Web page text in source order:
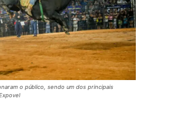
nos cinco dias de evento, por
notícias e das redes sociais
com informações, galeria
com transparência a
Sanitária Agrosilvopastoril de